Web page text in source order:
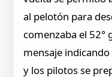
al pelotón para
comenzaba el 52°
mensaje
y los pilotos se